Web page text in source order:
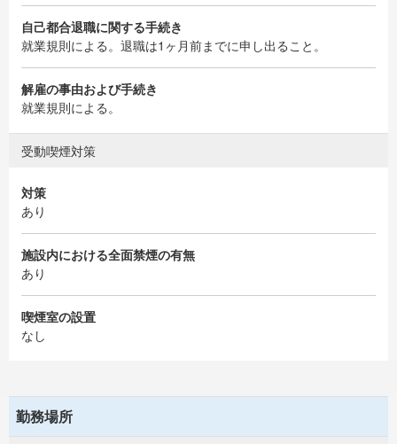
自己都合退職に関する手続き
就業規則による。退職は1ヶ月前までに申し出ること。
解雇の事由および手続き
就業規則による。
受動喫煙対策
対策
あり
施設内における全面禁煙の有無
あり
喫煙室の設置
なし
勤務場所